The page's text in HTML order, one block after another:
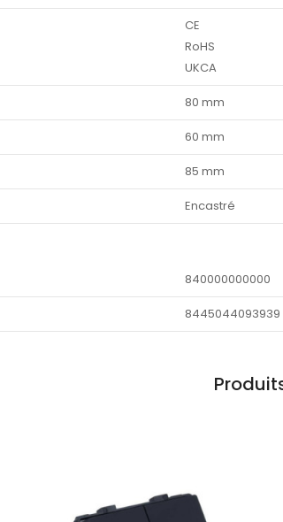
CE
RoHS
UKCA
80 mm
60 mm
85 mm
Encastré
840000000000
8445044093939